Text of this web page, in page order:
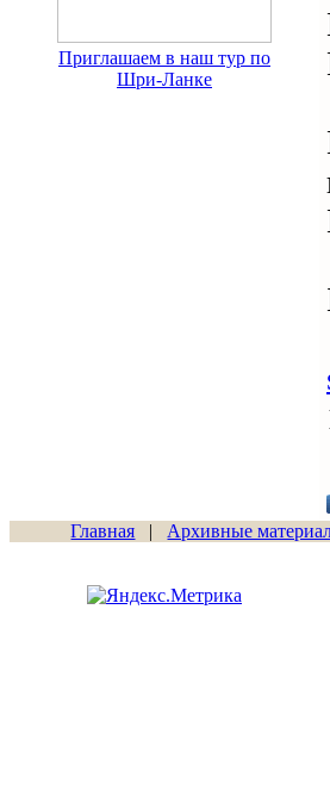
Приглашаем в наш тур по
Шри-Ланке
Главная | Архивные